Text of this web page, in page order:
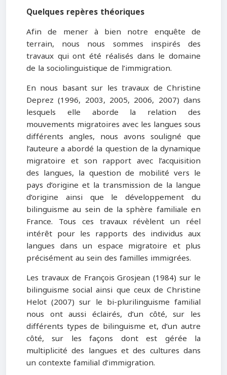
Quelques repères théoriques
Afin de mener à bien notre enquête de
terrain, nous nous sommes inspirés des
travaux qui ont été réalisés dans le domaine
de la sociolinguistique de l’immigration.
En nous basant sur les travaux de Christine
Deprez (1996, 2003, 2005, 2006, 2007) dans
lesquels elle aborde la relation des
mouvements migratoires avec les langues sous
différents angles, nous avons souligné que
l’auteure a abordé la question de la dynamique
migratoire et son rapport avec l’acquisition
des langues, la question de mobilité vers le
pays d’origine et la transmission de la langue
d’origine ainsi que le développement du
bilinguisme au sein de la sphère familiale en
France. Tous ces travaux révèlent un réel
intérêt pour les rapports des individus aux
langues dans un espace migratoire et plus
précisément au sein des familles immigrées.
Les travaux de François Grosjean (1984) sur le
bilinguisme social ainsi que ceux de Christine
Helot (2007) sur le bi-plurilinguisme familial
nous ont aussi éclairés, d’un côté, sur les
différents types de bilinguisme et, d’un autre
côté, sur les façons dont est gérée la
multiplicité des langues et des cultures dans
un contexte familial d’immigration.